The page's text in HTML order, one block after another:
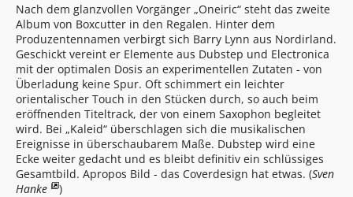
Nach dem glanzvollen Vorgänger „Oneiric“ steht das zweite
Album von Boxcutter in den Regalen. Hinter dem
Produzentennamen verbirgt sich Barry Lynn aus Nordirland.
Geschickt vereint er Elemente aus Dubstep und Electronica
mit der optimalen Dosis an experimentellen Zutaten - von
Überladung keine Spur. Oft schimmert ein leichter
orientalischer Touch in den Stücken durch, so auch beim
eröffnenden Titeltrack, der von einem Saxophon begleitet
wird. Bei „Kaleid“ überschlagen sich die musikalischen
Ereignisse in überschaubarem Maße. Dubstep wird eine
Ecke weiter gedacht und es bleibt definitiv ein schlüssiges
Gesamtbild. Apropos Bild - das Coverdesign hat etwas. (Sven
Hanke
)